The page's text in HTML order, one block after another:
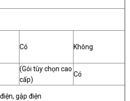
Có Không
(Gói tùy chọn cao
cấp)
Có
gập điện